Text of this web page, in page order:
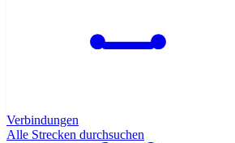
Verbindungen
Alle Strecken durchsuchen